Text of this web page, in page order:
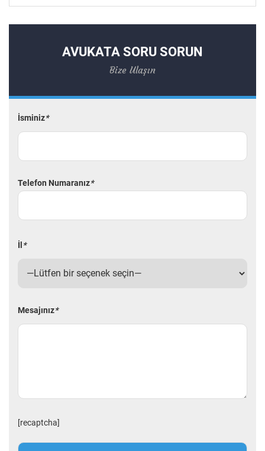
AVUKATA SORU SORUN
Bize Ulaşın
İsminiz*
Telefon Numaranız*
İl *
Mesajınız*
[recaptcha]